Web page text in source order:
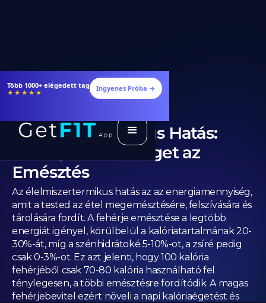
Étrendek, receptek és edzéstervek
★★★★★ Ingyenes Próba →
Élelmiszertermikus Hatás:
Mennyi Kalóriát Éget az
Emésztés
Az élelmiszertermikus hatás az az energiamennyiség,
amit a tested az étel megemésztésére, felszívására és
tárolására fordít. A fehérje emésztése a legtöbb
energiát igényel, körülbelül a kalóriatartalmának 20-
30%-át, míg a szénhidrátoké 5-10%-ot, a zsíré pedig
csak 0-3%-ot. Ez azt jelenti, hogy 100 kalória
fehérjéből csak 70-80 kalória használható fel
ténylegesen, a többi emésztésre fordítódik. A magas
fehérjebevitel ezért növeli a napi kalóriaégetést és